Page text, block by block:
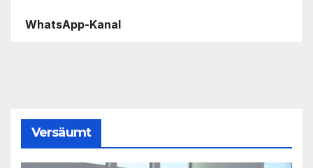
WhatsApp-Kanal
Versäumt